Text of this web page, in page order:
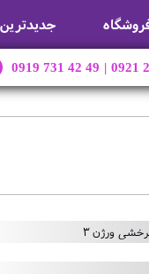
0919 731 42 49 | 0921
ورژن 3